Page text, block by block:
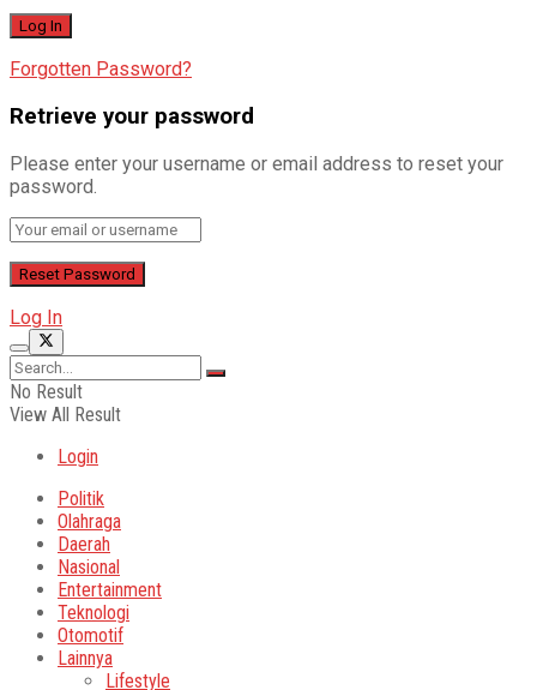
Forgotten Password?
Retrieve your password
Please enter your username or email address to reset your
password.
Log In
No Result
View All Result
Login
Politik
Olahraga
Daerah
Nasional
Entertainment
Teknologi
Otomotif
Lainnya
Lifestyle